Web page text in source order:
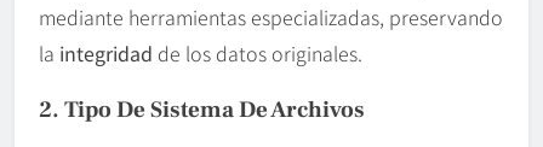
mediante herramientas especializadas, preservando
la integridad de los datos originales.
2. Tipo De Sistema De Archivos